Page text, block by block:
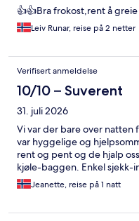
👍👍Bra frokost,rent å
Leiv Runar, reise på 2 netter
Verifisert anmeldelse
10/10 – Suverent
31. juli 2026
Vi var der bare over natten
var hyggelige og
rent og pent og de hjalp
kjøle-baggen. Enkel sjekk-
Jeanette, reise på 1 natt